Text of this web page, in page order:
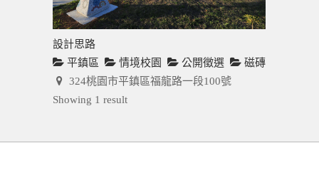
設計思路
平鎮區
情境校園 公開徵選
磁磚
324桃園市平鎮區福龍路一段100號
Showing 1 result